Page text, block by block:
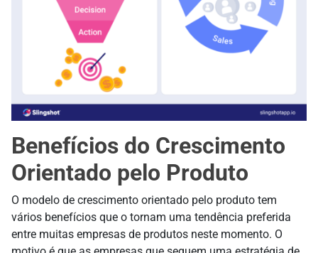
Benefícios do Crescimento
Orientado pelo Produto
O modelo de crescimento orientado pelo produto tem
vários benefícios que o tornam uma tendência preferida
entre muitas empresas de produtos neste momento. O